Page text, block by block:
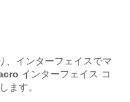
、インターフェイスでマ
インターフェイス コ
ます。